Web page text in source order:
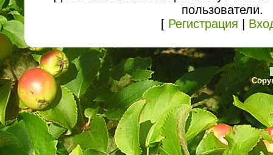
пользователи.
[ Регистрация